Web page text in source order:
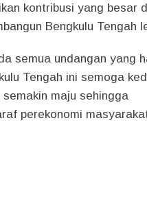
kontribusi yang besar
Bengkulu Tengah
semua undangan yang
Tengah ini semoga
maju sehingga
perekonomi